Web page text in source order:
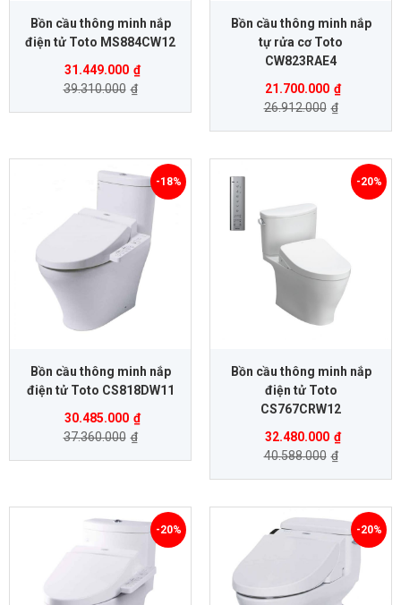
Bồn cầu thông minh nắp
điện tử Toto MS884CW12
31.449.000 ₫
39.310.000 ₫
Bồn cầu thông minh nắp
tự rửa cơ Toto
CW823RAE4
21.700.000 ₫
26.912.000 ₫
Bồn cầu thông minh nắp
điện tử Toto CS818DW11
30.485.000 ₫
37.360.000 ₫
-18%
Bồn cầu thông minh nắp
điện tử Toto
CS767CRW12
32.480.000 ₫
40.588.000 ₫
-20%
-20% -20%